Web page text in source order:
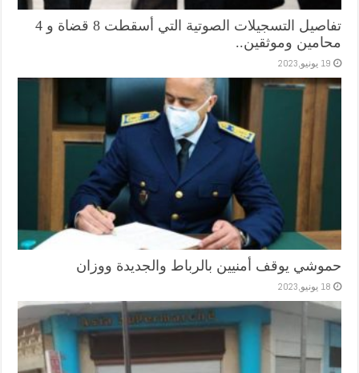
تفاصيل التسجيلات الصوتية التي أسقطت 8 قضاة و 4
محامين وموثقين..
19 يونيو,2023
حموشي يوقف أمنيين بالرباط والجديدة ووزان
18 يونيو,2023